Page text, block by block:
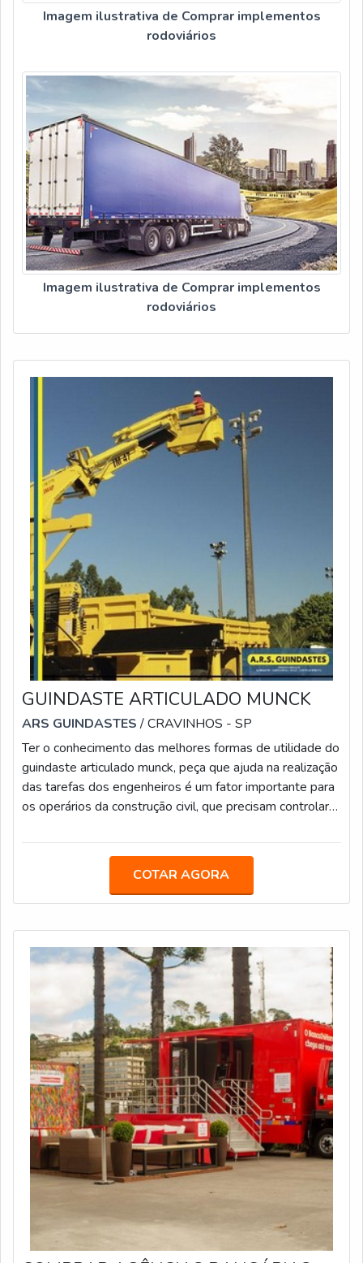
Imagem ilustrativa de Comprar implementos
rodoviários
Imagem ilustrativa de Comprar implementos
rodoviários
GUINDASTE ARTICULADO MUNCK
ARS GUINDASTES/ CRAVINHOS - SP
Ter o conhecimento das melhores formas de utilidade do
guindaste articulado munck, peça que ajuda na realização
das tarefas dos engenheiros é um fator importante para
os operários da construção civil, que precisam controlar
que são compatíveis com esse equipamento.Os
guinchos comuns, porque é usado para elevar e
movimentar objetos de grande porte e carregar e
COTAR AGORA